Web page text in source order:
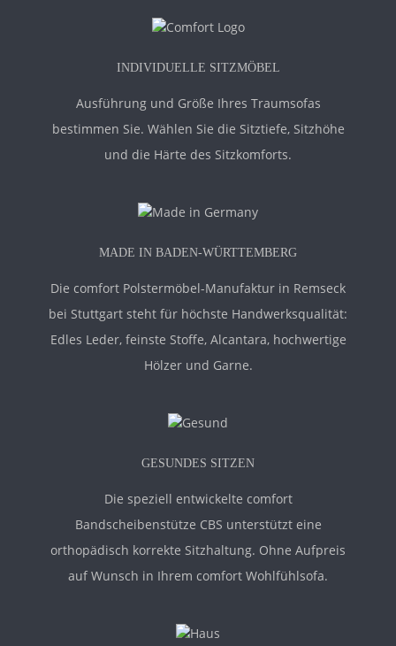
INDIVIDUELLE SITZMÖBEL
Ausführung und Größe Ihres Traumsofas
bestimmen Sie. Wählen Sie die Sitztiefe, Sitzhöhe
und die Härte des Sitzkomforts.
MADE IN BADEN-WÜRTTEMBERG
Die comfort Polstermöbel-Manufaktur in Remseck
bei Stuttgart steht für höchste Handwerksqualität:
Edles Leder, feinste Stoffe, Alcantara, hochwertige
Hölzer und Garne.
GESUNDES SITZEN
Die speziell entwickelte comfort
Bandscheibenstütze CBS unterstützt eine
orthopädisch korrekte Sitzhaltung. Ohne Aufpreis
auf Wunsch in Ihrem comfort Wohlfühlsofa.